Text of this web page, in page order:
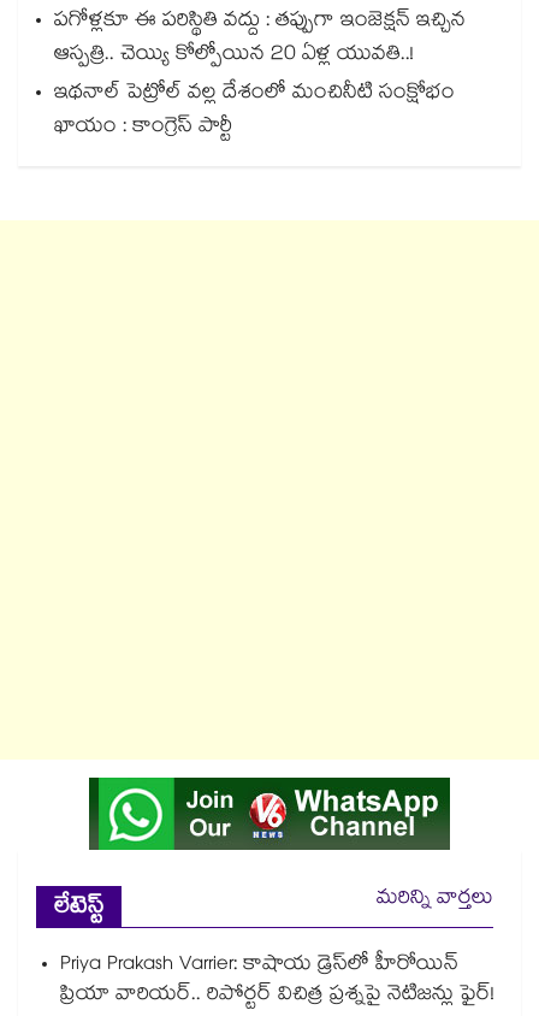
పగోళ్లకూ ఈ పరిస్థితి వద్దు : తప్పుగా ఇంజెక్షన్ ఇచ్చిన
ఆస్పత్రి.. చెయ్యి కోల్పోయిన 20 ఏళ్ల యువతి..!
ఇథనాల్ పెట్రోల్ వల్ల దేశంలో మంచినీటి సంక్షోభం
ఖాయం : కాంగ్రెస్ పార్టీ
లేటెస్ట్
మరిన్ని వార్తలు
Priya Prakash Varrier: కాషాయ డ్రెస్⁭లో హీరోయిన్
ప్రియా వారియర్.. రిపోర్టర్ విచిత్ర ప్రశ్నపై నెటిజన్లు ఫైర్!